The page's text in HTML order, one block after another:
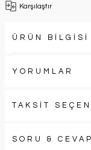
Karşılaştır
ÜRÜN BİLGİSİ
YORUMLAR
TAKSİT
SORU & CEVAP